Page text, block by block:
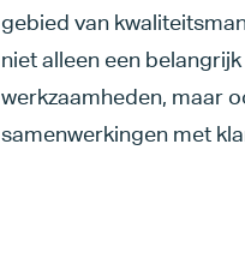
gebied van
niet alleen een
werkzaamheden, maar
samenwerkingen met